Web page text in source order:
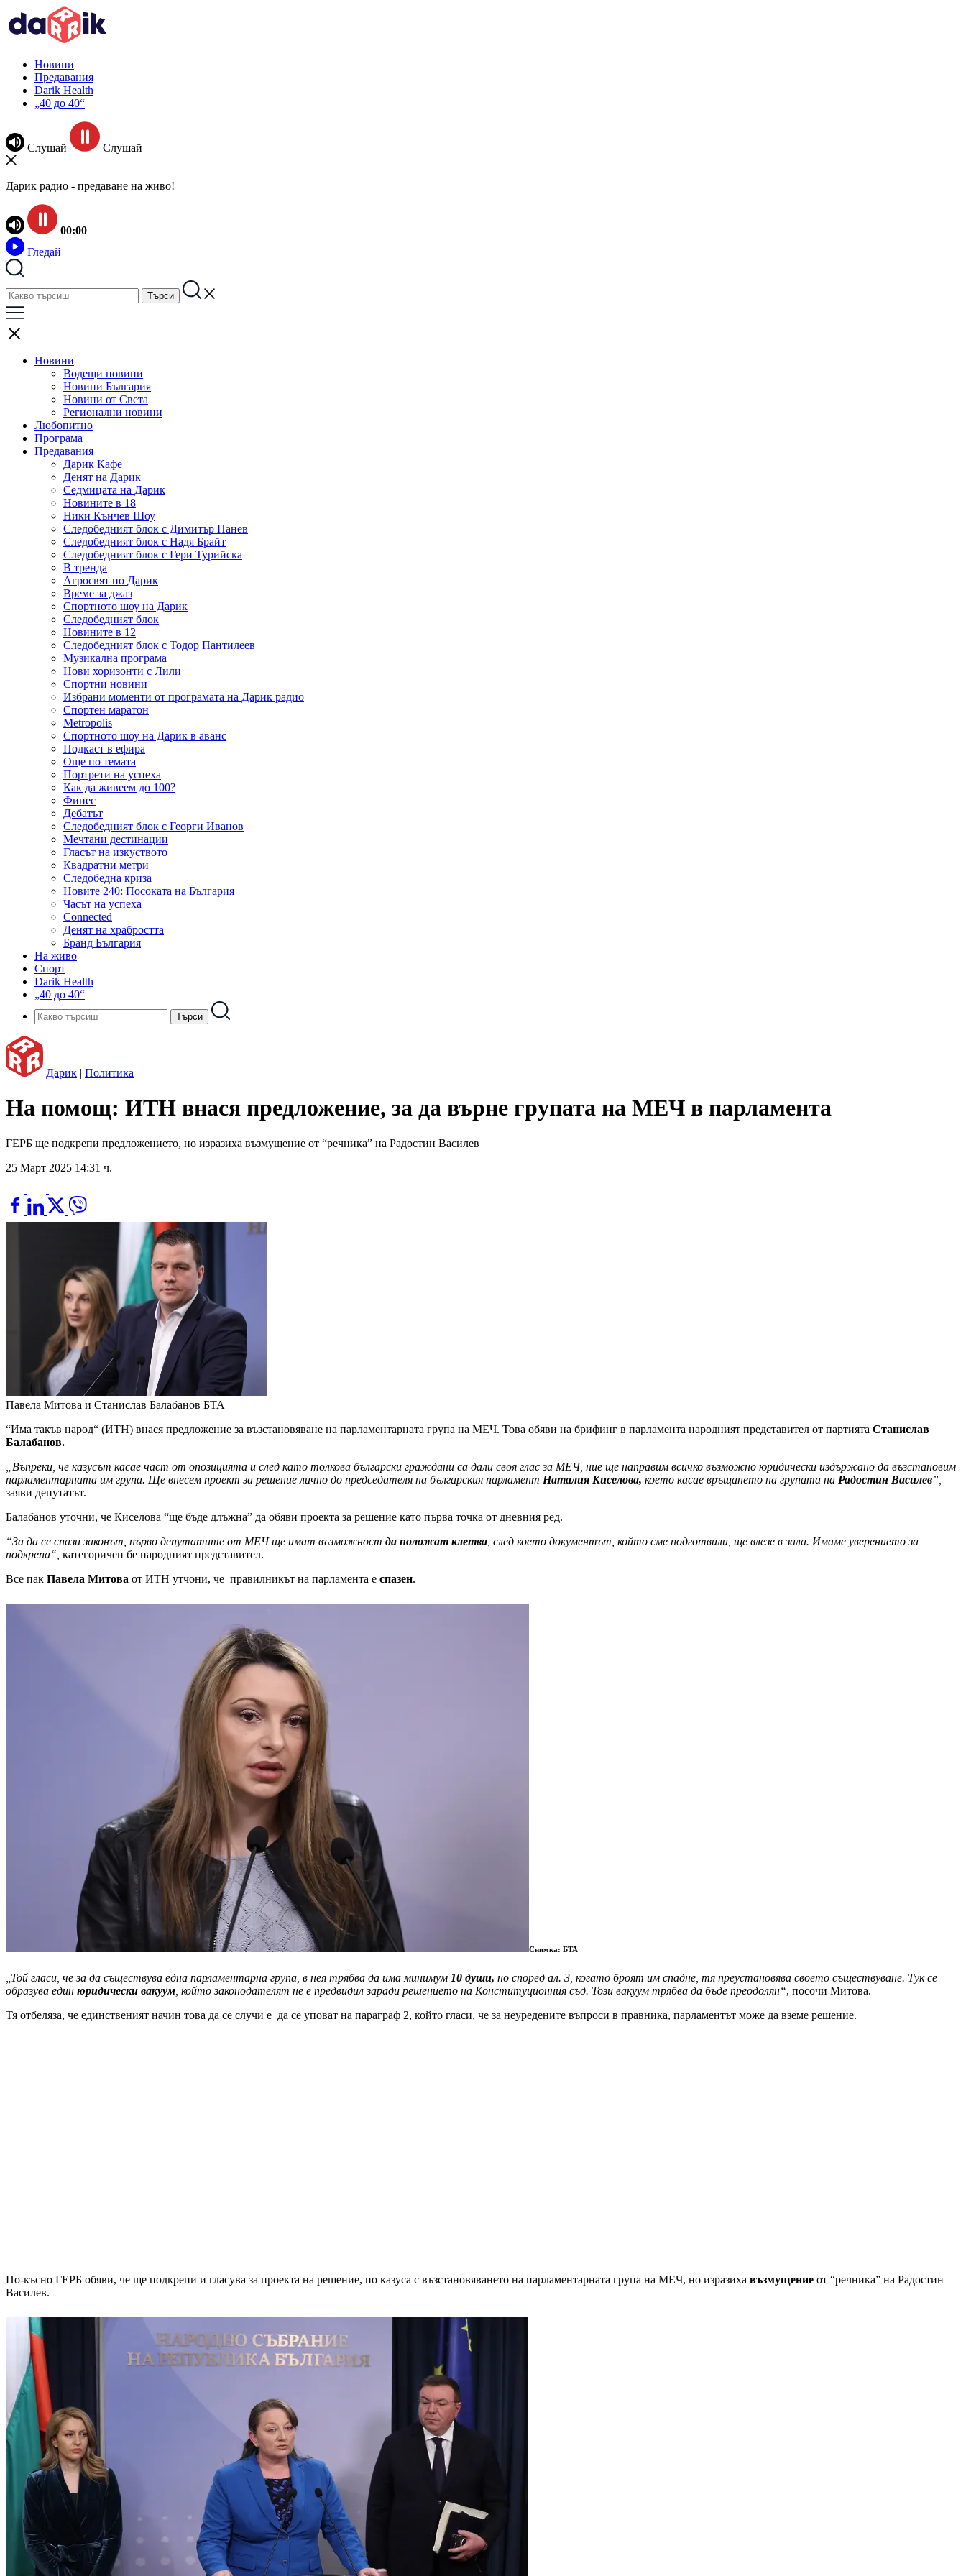
Новини
Предавания
Darik Health
„40 до 40“
Слушай Слушай
Дарик радио - предаване на живо!
00:00
Гледай
Новини
Водещи новини
Новини България
Новини от Света
Регионални новини
Любопитно
Програма
Предавания
Дарик Кафе
Денят на Дарик
Седмицата на Дарик
Новините в 18
Ники Кънчев Шоу
Следобедният блок с Димитър Панев
Следобедният блок с Надя Брайт
Следобедният блок с Гери Турийска
В тренда
Агросвят по Дарик
Време за джаз
Спортното шоу на Дарик
Следобедният блок
Новините в 12
Следобедният блок с Тодор Пантилеев
Музикална програма
Нови хоризонти с Лили
Спортни новини
Избрани моменти от програмата на Дарик радио
Спортен маратон
Metropolis
Спортното шоу на Дарик в аванс
Подкаст в ефира
Още по темата
Портрети на успеха
Как да живеем до 100?
Финес
Дебатът
Следобедният блок с Георги Иванов
Мечтани дестинации
Гласът на изкуството
Квадратни метри
Следобедна криза
Новите 240: Посоката на България
Часът на успеха
Connected
Денят на храбростта
Бранд България
На живо
Спорт
Darik Health
„40 до 40“
Дарик | Политика
На помощ: ИТН внася предложение, за да върне групата на МЕЧ в парламента
ГЕРБ ще подкрепи предложението, но изразиха възмущение от “речника” на Радостин Василев
25 Март 2025 14:31 ч.
Павела Митова и Станислав Балабанов БТА
“Има такъв народ“ (ИТН) внася предложение за възстановяване на парламентарната група на МЕЧ. Това обяви на брифинг в парламента народният представител от партията Станислав
Балабанов.
„Въпреки, че казусът касае част от опозицията и след като толкова български граждани са дали своя глас за МЕЧ, ние ще направим всичко възможно юридически издържано да възстановим
парламентарната им група. Ще внесем проект за решение лично до председателя на българския парламент Наталия Киселова, което касае връщането на групата на Радостин Василев”,
заяви депутатът.
Балабанов уточни, че Киселова “ще бъде длъжна” да обяви проекта за решение като първа точка от дневния ред.
“За да се спази законът, първо депутатите от МЕЧ ще имат възможност да положат клетва , след което документът, който сме подготвили, ще влезе в зала. Имаме уверението за
подкрепа“, категоричен бе народният представител.
Все пак Павела Митова от ИТН утчони, че правилникът на парламента е спазен.
Снимка: БТА
„Той гласи, че за да съществува една парламентарна група, в нея трябва да има минимум 10 души, но според ал. 3, когато броят им спадне, тя преустановява своето съществуване. Тук се
образува един юридически вакуум , който законодателят не е предвидил заради решението на Конституционния съд. Този вакуум трябва да бъде преодолян“, посочи Митова.
Тя отбеляза, че единственият начин това да се случи е да се уповат на параграф 2, който гласи, че за неуредените въпроси в правника, парламентът може да вземе решение.
По-късно ГЕРБ обяви, че ще подкрепи и гласува за проекта на решение, по казуса с възстановяването на парламентарната група на МЕЧ, но изразиха възмущение от “речника” на Радостин
Василев.